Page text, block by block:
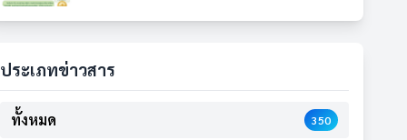
ประเภทข่าวสาร
ทั้งหมด 350